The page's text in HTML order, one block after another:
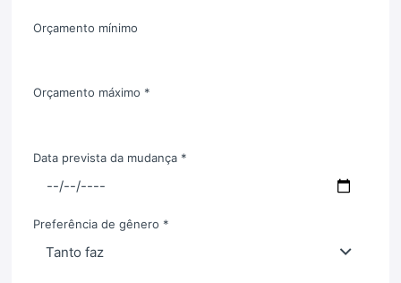
Orçamento mínimo
Orçamento máximo *
Data prevista da mudança *
Preferência de gênero *